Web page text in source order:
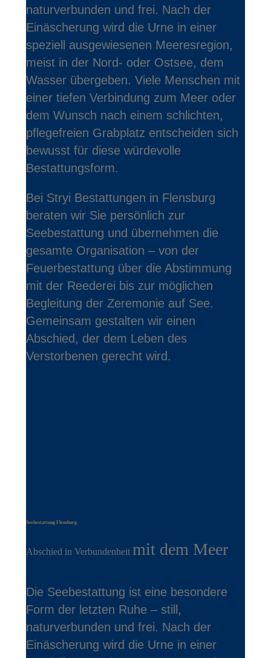
naturverbunden und frei. Nach der
Einäscherung wird die Urne in einer
speziell ausgewiesenen Meeresregion,
meist in der Nord- oder Ostsee, dem
Wasser übergeben. Viele Menschen mit
einer tiefen Verbindung zum Meer oder
dem Wunsch nach einem schlichten,
pflegefreien Grabplatz entscheiden sich
bewusst für diese würdevolle
Bestattungsform.
Bei Stryi Bestattungen in Flensburg
beraten wir Sie persönlich zur
Seebestattung und übernehmen die
gesamte Organisation – von der
Feuerbestattung über die Abstimmung
mit der Reederei bis zur möglichen
Begleitung der Zeremonie auf See.
Gemeinsam gestalten wir einen
Abschied, der dem Leben des
Verstorbenen gerecht wird.
Seebestattung Flensburg
Abschied in Verbundenheit mit dem Meer
Die Seebestattung ist eine besondere
Form der letzten Ruhe – still,
naturverbunden und frei. Nach der
Einäscherung wird die Urne in einer